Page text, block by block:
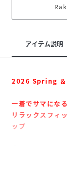
アイテム説明
2026 Spring
一着でサマにな
リラックスフィ
ップ
●軽量で通気性